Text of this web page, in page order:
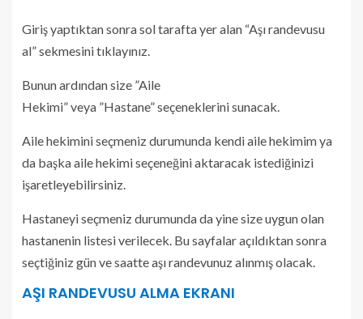
Giriş yaptıktan sonra sol tarafta yer alan “Aşı randevusu
al” sekmesini tıklayınız.
Bunun ardından size ”Aile
Hekimi” veya ”Hastane” seçeneklerini sunacak.
Aile hekimini seçmeniz durumunda kendi aile hekimim ya
da başka aile hekimi seçeneğini aktaracak istediğinizi
işaretleyebilirsiniz.
Hastaneyi seçmeniz durumunda da yine size uygun olan
hastanenin listesi verilecek. Bu sayfalar açıldıktan sonra
seçtiğiniz gün ve saatte aşı randevunuz alınmış olacak.
AŞI RANDEVUSU ALMA EKRANI